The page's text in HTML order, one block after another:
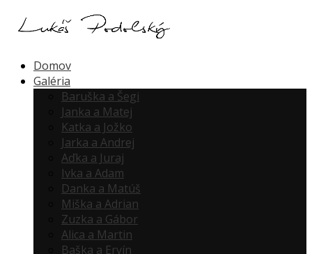
Domov
Galéria
Baruška a Šegi
Janka a Matej
Katka a Jožko
Jarka a Andrej
Aďka a Juraj
Ivka a Adam
Danka a Matúš
Miška a Adrian
Zuzka a Gábor
Alica a Martin
Baška a Ervín